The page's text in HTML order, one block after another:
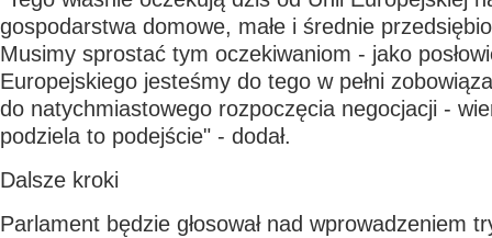
gospodarstwa domowe, małe i średnie
Musimy sprostać tym oczekiwaniom - jako
Europejskiego jesteśmy do tego w pełni
do natychmiastowego rozpoczęcia negocjacji -
podziela to podejście" - dodał.
Dalsze kroki
Parlament będzie głosował nad wprowadzeniem